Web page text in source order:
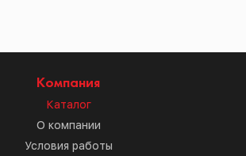
Компания
Каталог
О компании
Условия работы